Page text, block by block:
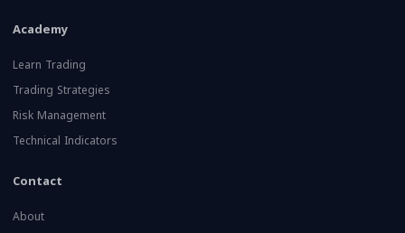
Academy
Learn Trading
Trading Strategies
Risk Management
Technical Indicators
Contact
About